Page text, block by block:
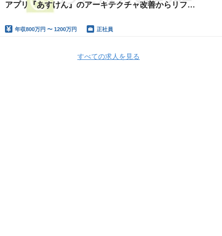
アプリ『あすけん』のアーキテクチャ改善からリファ
クタリング、新機能開発をする開発組織をマネジメン
ト
年収800万円 〜 1200万円 正社員
すべての求人を見る